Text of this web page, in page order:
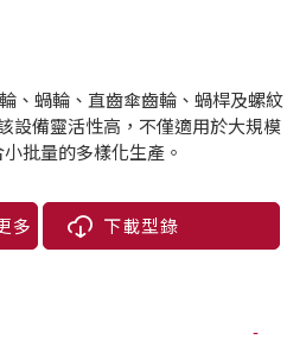
、蝸輪、直齒傘齒輪、蝸桿及螺紋
設備靈活性高，不僅適用於大規模
批量的多樣化生產。
多 下載型錄